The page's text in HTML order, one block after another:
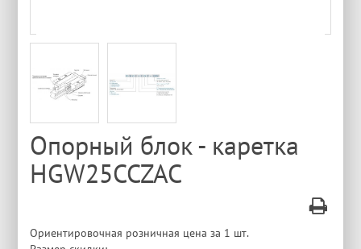
Опорный блок - каретка
HGW25CCZAC
Ориентировочная розничная цена за 1 шт.